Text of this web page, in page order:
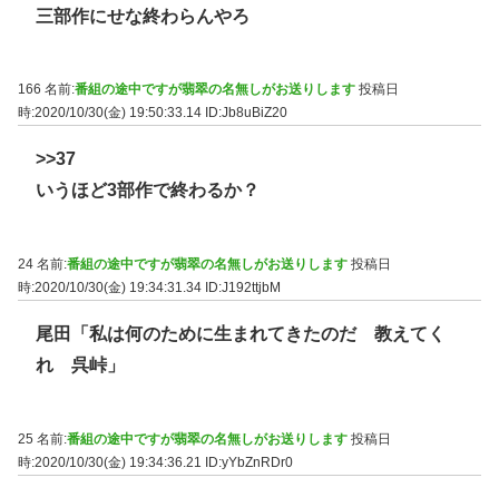
三部作にせな終わらんやろ
166 名前:番組の途中ですが翡翠の名無しがお送りします 投稿日
時:2020/10/30(金) 19:50:33.14 ID:Jb8uBiZ20
>>37
いうほど3部作で終わるか？
24 名前:番組の途中ですが翡翠の名無しがお送りします 投稿日
時:2020/10/30(金) 19:34:31.34 ID:J192ttjbM
尾田「私は何のために生まれてきたのだ 教えてく
れ 呉峠」
25 名前:番組の途中ですが翡翠の名無しがお送りします 投稿日
時:2020/10/30(金) 19:34:36.21 ID:yYbZnRDr0